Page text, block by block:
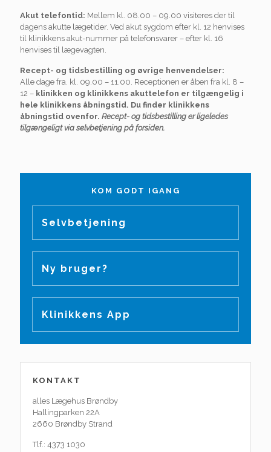
Akut telefontid: Mellem kl. 08.00 – 09.00 visiteres der til
dagens akutte lægetider. Ved akut sygdom efter kl. 12 henvises
til klinikkens akut-nummer på telefonsvarer – efter kl. 16
henvises til lægevagten.
Recept- og tidsbestilling og øvrige henvendelser:
Alle dage fra. kl. 09.00 – 11.00. Receptionen er åben fra kl. 8 –
12 – klinikken og klinikkens akuttelefon er tilgængelig i
hele klinikkens åbningstid. Du finder klinikkens
åbningstid ovenfor. Recept- og tidsbestilling er ligeledes
tilgængeligt via selvbetjening på forsiden.
KOM GODT IGANG
Selvbetjening
Ny bruger?
Klinikkens App
KONTAKT
alles Lægehus Brøndby
Hallingparken 22A
2660 Brøndby Strand
Tlf.: 4373 1030